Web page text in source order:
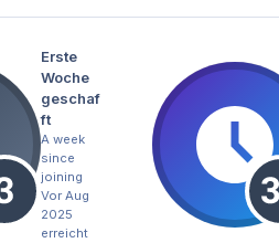
Erste
Woche
geschaf
ft
A week
since
joining
Vor Aug
2025
erreicht